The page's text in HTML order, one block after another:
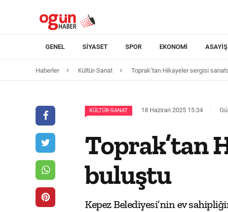
GENEL SIYASET SPOR EKONOMI ASAYIŞ
Haberler Kültür-Sanat Toprak’tan Hikayeler sergisi
KÜLTÜR-SANAT 18 Haziran 2025 15:34
Toprak’tan
buluştu
Kepez Belediyesi’nin ev